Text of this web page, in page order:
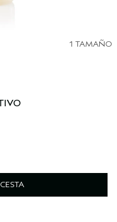
1 TAMAÑO